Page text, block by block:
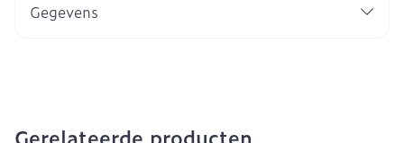
Gegevens